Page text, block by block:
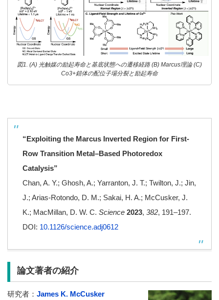
図1. (A) 光触媒の励起寿命と基底状態への遷移経路 (B) Marcus理論 (C)
Co3+錯体の配位子場分裂と励起寿命
“Exploiting the Marcus Inverted Region for First-
Row Transition Metal–Based Photoredox
Catalysis”
Chan, A. Y.; Ghosh, A.; Yarranton, J. T.; Twilton, J.; Jin,
J.; Arias-Rotondo, D. M.; Sakai, H. A.; McCusker, J.
K.; MacMillan, D. W. C. Science 2023, 382, 191–197.
DOI: 10.1126/science.adj0612
論文著者の紹介
研究者： James K. McCusker